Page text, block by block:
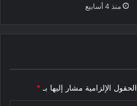
منذ 4 أسابيع
الحقول الإلزامية مشار إليها بـ *